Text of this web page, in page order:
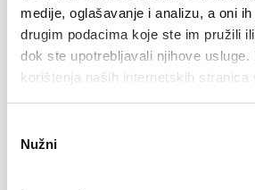
medije, oglašavanje i analizu, a oni
drugim podacima koje ste im pružili
dok ste upotrebljavali njihove usluge.
korištenja naših internetskih stranica
pristanka
Nužni
Podaci uneseni u obrazac
bismo mogli potvrditi vašu
vas o bilo kakvim promjenama.
Ime
Prezime